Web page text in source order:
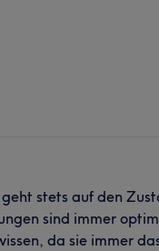
stets auf den
sind immer
da sie immer